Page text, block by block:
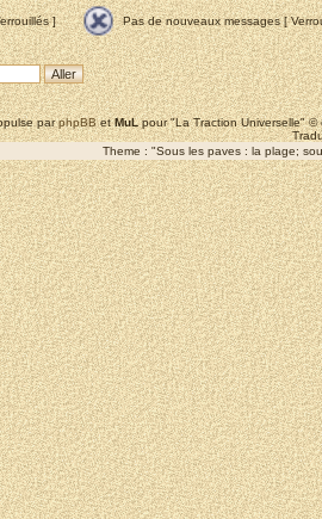
] Pas de nouveaux messages [
parphpBBetMuLpour "La Traction Universelle"
Theme : "Sous les paves : la plage;